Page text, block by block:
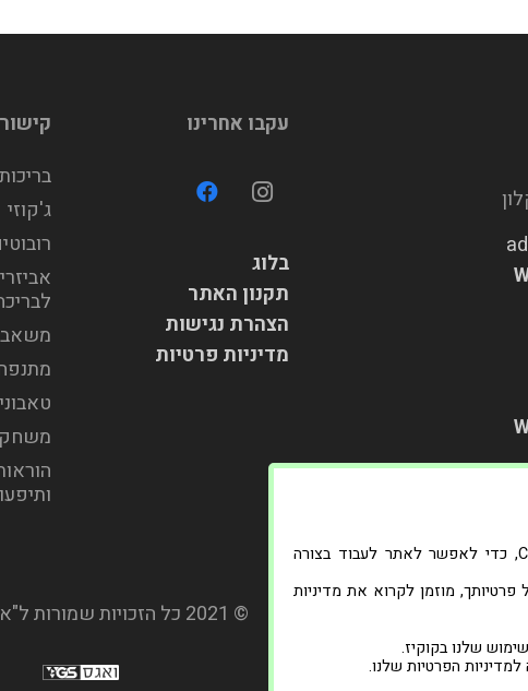
באתר זה אנו משתמשים בקבצי Cookies, כדי לאפשר לאתר לעבוד בצורה
מוזמן לקרוא את מדיניות
שלנו בקוקיז.
הפרטיות שלנו.
עקבו אחרינו
בלוג
תקנון האתר
הצהרת נגישות
מדיניות פרטיות
ג'קוזי
© 2021 כל הזכויות שמורות ל"אדל בריכות"